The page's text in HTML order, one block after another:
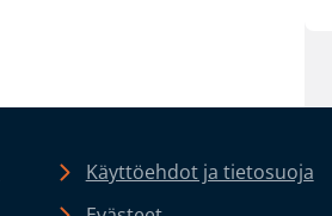
Käyttöehdot ja tietosuoja